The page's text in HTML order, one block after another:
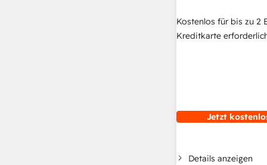
Kostenlos für bis zu 2
Kreditkarte
Jetzt
Details anzeigen